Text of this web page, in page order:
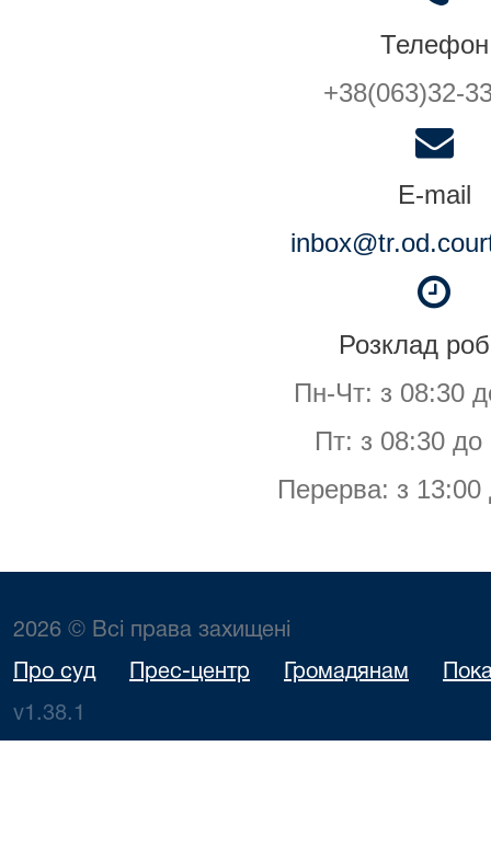
Телефон
+38(063)32-
E-mail
Розклад
Пн-Чт: з 08:30
Пт: з 08:30 до
Перерва: з 13:00
2026 © Всі права захищені
Про суд Прес-центр Громадянам
v1.38.1